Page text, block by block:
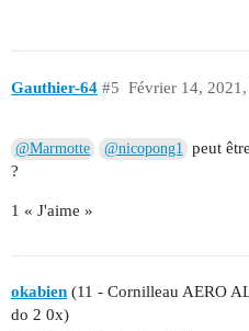
Gauthier-64 Février 14,
#5
@Marmotte @nicopong1
peut
?
1 « J'aime »
okabien (11 - Cornilleau AERO
do 2 0x)